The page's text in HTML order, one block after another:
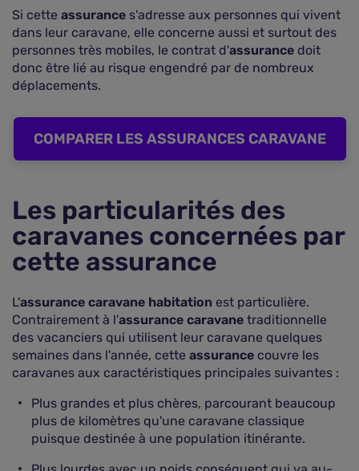
Si cette assurance s'adresse aux personnes qui vivent
dans leur caravane, elle concerne aussi et surtout des
personnes très mobiles, le contrat d'assurance doit
donc être lié au risque engendré par de nombreux
déplacements.
COMPARER LES ASSURANCES CARAVANE
Les particularités des
caravanes concernées par
cette assurance
L'assurance caravane habitation est particulière.
Contrairement à l'assurance caravane traditionnelle
des vacanciers qui utilisent leur caravane quelques
semaines dans l'année, cette assurance couvre les
caravanes aux caractéristiques principales suivantes :
Plus grandes et plus chères, parcourant beaucoup
plus de kilomètres qu'une caravane classique
puisque destinée à une population itinérante.